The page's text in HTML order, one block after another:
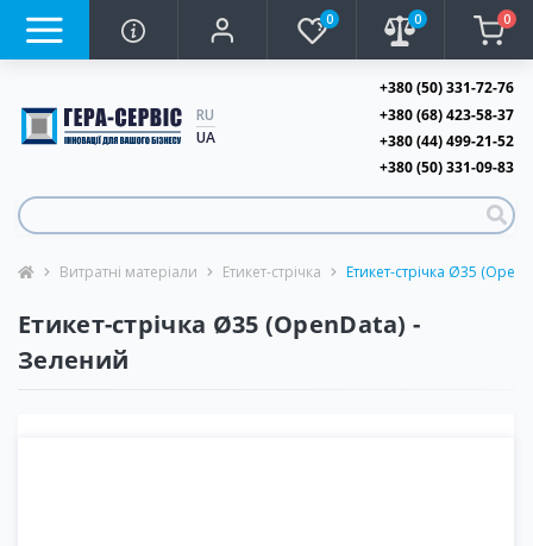
0 0 0
RU
UA
+380 (50) 331-72-76
+380 (68) 423-58-37
+380 (44) 499-21-52
+380 (50) 331-09-83
Витратні матеріали Етикет-стрічка Етикет-стрічка Ø35
Етикет-стрічка Ø35 (OpenData) -
Зелений